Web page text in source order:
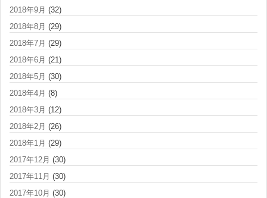
2018年9月 (32)
2018年8月 (29)
2018年7月 (29)
2018年6月 (21)
2018年5月 (30)
2018年4月 (8)
2018年3月 (12)
2018年2月 (26)
2018年1月 (29)
2017年12月 (30)
2017年11月 (30)
2017年10月 (30)